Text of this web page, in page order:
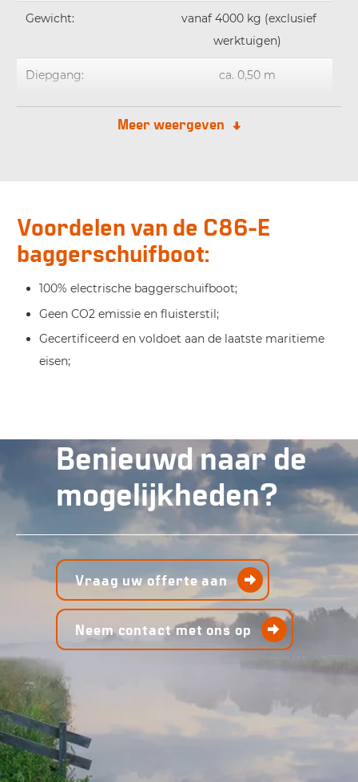
Gewicht:
vanaf 4000 kg (exclusief
werktuigen)
Diepgang: ca. 0,50 m
Kleur:
Oranje RAL2004 / Grijs
RAL7012
Voortstuwing vooruit: Externe lier
Hydraulische
installatie:
Hydrauliektank:
Maximum
vaarsnelheid:
7 km/u
Meer weergeven
Voordelen van de C86-E
baggerschuifboot:
100% electrische baggerschuifboot;
Geen CO2 emissie en fluisterstil;
Gecertificeerd en voldoet aan de laatste maritieme
eisen;
Benieuwd naar de
mogelijkheden?
Vraag uw offerte aan
Neem contact met ons op